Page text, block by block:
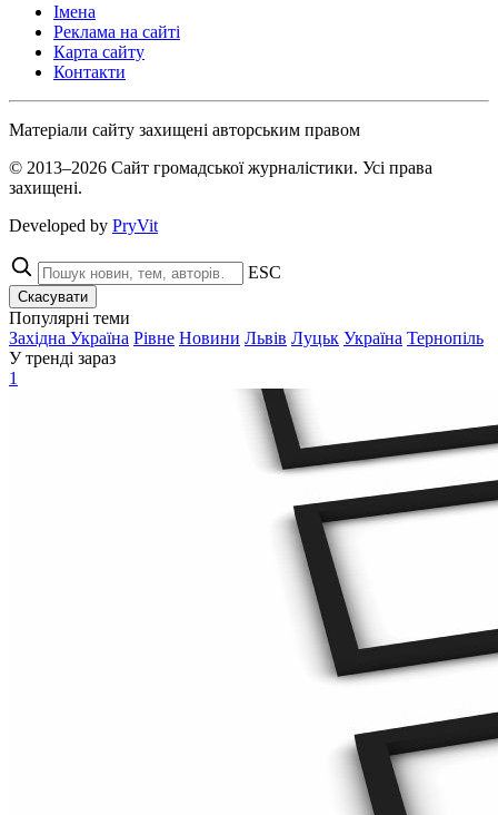
Імена
Реклама на сайті
Карта сайту
Контакти
Матеріали сайту захищені авторським правом
© 2013–2026 Сайт громадської журналістики. Усі права
захищені.
Developed by PryVit
ESC
Скасувати
Популярні теми
Західна Україна Рівне Новини Львів Луцьк Україна Тернопіль
У тренді зараз
1